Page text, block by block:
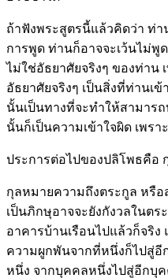
ถ้าฟังพระสูตรนี้แล้วคิดว่า ท่
การพูด ท่านก็อาจจะเว้นไม่พู
ไม่ใช่อัธยาศัยจริงๆ ของท่าน
อัธยาศัยจริงๆ เป็นสิ่งที่ท่านเ
นั้นเป็นทางที่จะทำให้สามาร
นั้นก็เป็นความเข้าใจผิด เพร
ประการต่อไปของปลิโพธคือ
กุลหมายความถึงตระกูล หรื
เป็นภิกษุอาจจะยังกังวลในตร
อาคารบ้านเรือนไปแล้วก็จริง
ความผูกพันจากที่หนึ่งก็ไปสู่อี
หนึ่ง จากบุคคลหนึ่งไปสู่อีกบุ